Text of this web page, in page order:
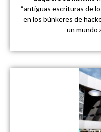
“antiguas escrituras de
en los búnkeres de
un mundo